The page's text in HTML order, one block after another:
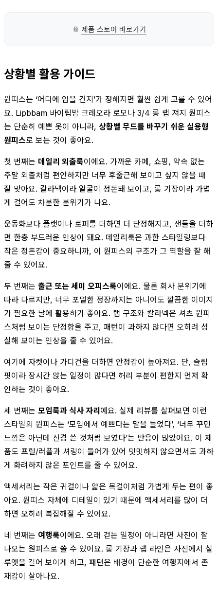
📎 제품 스토어 바로가기
상황별 활용 가이드
원피스는 ‘어디에 입을 건지’가 정해지면 훨씬 쉽게 고를 수 있어
요. Lipbbam 바이립밤 크레오라 로모나 3/4 롱 랩 져지 원피스
는 단순히 예쁜 옷이 아니라, 상황별 무드를 바꾸기 쉬운 실용형
원피스로 보는 것이 좋아요.
첫 번째는 데일리 외출룩이에요. 가까운 카페, 쇼핑, 약속 없는
주말 외출처럼 편안하지만 너무 후줄근해 보이고 싶지 않을 때
잘 맞아요. 칼라넥이라 얼굴이 정돈돼 보이고, 롱 기장이라 가볍
게 걸어도 차분한 분위기가 나요.
운동화보다 플랫이나 로퍼를 더하면 더 단정해지고, 샌들을 더하
면 한층 부드러운 인상이 돼요. 데일리룩은 과한 스타일링보다
작은 정돈감이 중요하니까, 이 원피스의 구조가 그 역할을 잘 해
줄 수 있어요.
두 번째는 출근 또는 세미 오피스룩이에요. 물론 회사 분위기에
따라 다르지만, 너무 포멀한 정장까지는 아니어도 깔끔한 이미지
가 필요한 날에 활용하기 좋아요. 랩 구조와 칼라넥은 셔츠 원피
스처럼 보이는 단정함을 주고, 패턴이 과하지 않다면 오히려 성
실해 보이는 인상을 줄 수 있어요.
여기에 자켓이나 가디건을 더하면 안정감이 높아져요. 단, 슬림
핏이라 장시간 앉는 일정이 많다면 허리 부분이 편한지 먼저 확
인하는 것이 좋아요.
세 번째는 모임룩과 식사 자리예요. 실제 리뷰를 살펴보면 이런
스타일의 원피스는 ‘모임에서 예쁘다는 말을 들었다’, ‘너무 꾸민
느낌은 아닌데 신경 쓴 것처럼 보였다’는 반응이 많았어요. 이 제
품도 프릴/러플과 셔링이 들어가 있어 밋밋하지 않으면서도 과하
게 화려하지 않은 포인트를 줄 수 있어요.
액세서리는 작은 귀걸이나 얇은 목걸이처럼 가볍게 두는 편이 좋
아요. 원피스 자체에 디테일이 있기 때문에 액세서리를 많이 더
하면 오히려 복잡해질 수 있어요.
네 번째는 여행룩이에요. 오래 걷는 일정이 아니라면 사진이 잘
나오는 원피스로 쓸 수 있어요. 롱 기장과 랩 라인은 사진에서 실
루엣을 길어 보이게 하고, 패턴은 배경이 단순한 여행지에서 존
재감이 살아나요.